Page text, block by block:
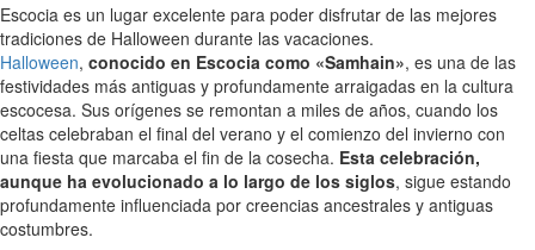
Escocia es un lugar excelente para poder disfrutar de las mejores
tradiciones de Halloween durante las vacaciones.
Halloween, conocido en Escocia como «Samhain», es una de las
festividades más antiguas y profundamente arraigadas en la cultura
escocesa. Sus orígenes se remontan a miles de años, cuando los
celtas celebraban el final del verano y el comienzo del invierno con
una fiesta que marcaba el fin de la cosecha. Esta celebración,
aunque ha evolucionado a lo largo de los siglos, sigue estando
profundamente influenciada por creencias ancestrales y antiguas
costumbres.